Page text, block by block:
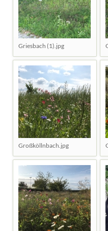
Griesbach (1).jpg
Großköllnbach.jpg